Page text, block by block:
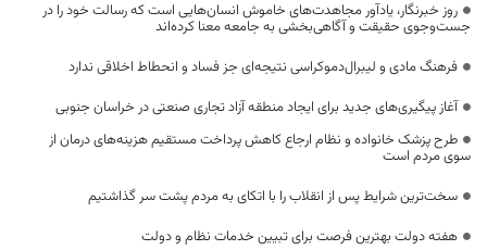
روز خبرنگار، یادآور مجاهدت‌های خاموش انسان‌هایی است که رسالت خود را در
جست‌وجوی حقیقت و آگاهی‌بخشی به جامعه معنا کرده‌اند
فرهنگ مادی و لیبرال‌دموکراسی نتیجه‌ای جز فساد و انحطاط اخلاقی ندارد
آغاز پیگیری‌های جدید برای ایجاد منطقه آزاد تجاری صنعتی در خراسان جنوبی
طرح پزشک خانواده و نظام ارجاع کاهش پرداخت مستقیم هزینه‌های درمان از
سوی مردم است
سخت‌ترین شرایط پس از انقلاب را با اتکای به مردم پشت سر گذاشتیم
هفته دولت بهترین فرصت برای تبیین خدمات نظام و دولت